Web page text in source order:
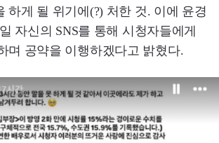
하게 될 위기에(?) 처한 것. 이에 윤경
자신의 SNS를 통해 시청자들에게
며 공약을 이행하겠다고 밝혔다.